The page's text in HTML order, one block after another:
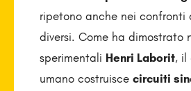
ripetono anche nei confronti
diversi. Come ha dimostrato
sperimentali Henri Laborit, il
umano costruisce circuiti